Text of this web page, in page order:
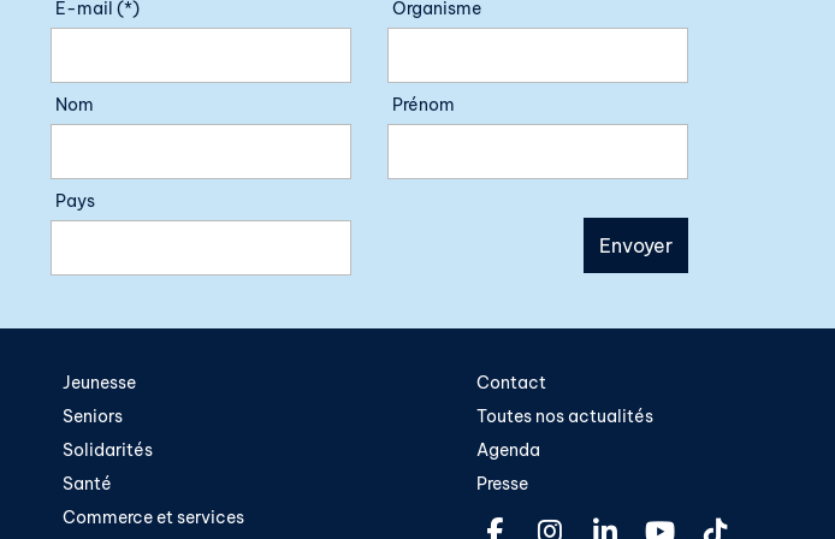
E-mail (*) Organisme
Nom Prénom
Pays
Jeunesse
Seniors
Solidarités
Santé
Commerce et services
Contact
Toutes nos actualités
Agenda
Presse